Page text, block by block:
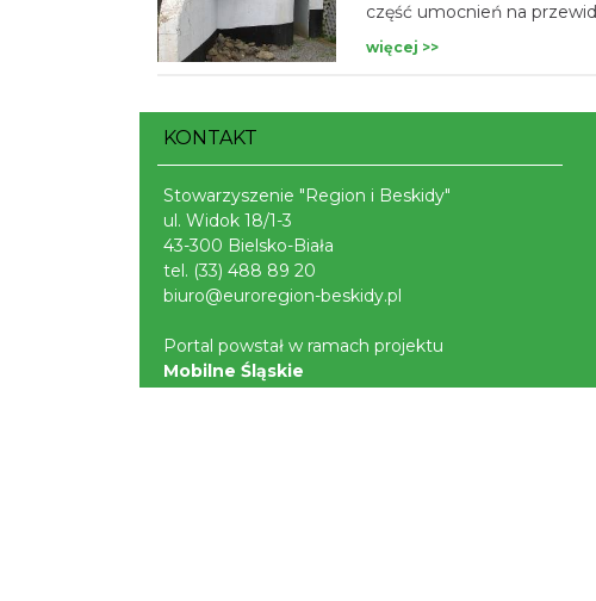
część umocnień na
więcej >>
KONTAKT
Stowarzyszenie "Region i Beskidy"
ul. Widok 18/1-3
43-300 Bielsko-Biała
tel. (33) 488 89 20
biuro@euroregion-beskidy.pl
Portal powstał w ramach projektu
Mobilne Śląskie